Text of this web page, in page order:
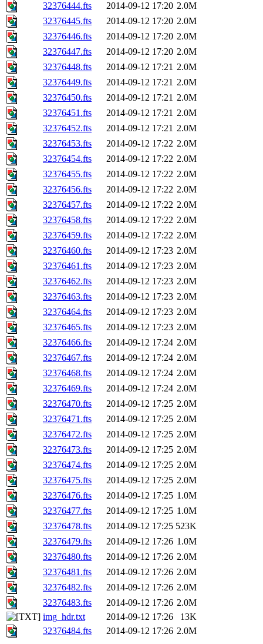
32376444.fts
2014-09-12 17:20 2.0M
32376445.fts
2014-09-12 17:20 2.0M
32376446.fts
2014-09-12 17:20 2.0M
32376447.fts
2014-09-12 17:20 2.0M
32376448.fts
2014-09-12 17:21 2.0M
32376449.fts
2014-09-12 17:21 2.0M
32376450.fts
2014-09-12 17:21 2.0M
32376451.fts
2014-09-12 17:21 2.0M
32376452.fts
2014-09-12 17:21 2.0M
32376453.fts
2014-09-12 17:22 2.0M
32376454.fts
2014-09-12 17:22 2.0M
32376455.fts
2014-09-12 17:22 2.0M
32376456.fts
2014-09-12 17:22 2.0M
32376457.fts
2014-09-12 17:22 2.0M
32376458.fts
2014-09-12 17:22 2.0M
32376459.fts
2014-09-12 17:22 2.0M
32376460.fts
2014-09-12 17:23 2.0M
32376461.fts
2014-09-12 17:23 2.0M
32376462.fts
2014-09-12 17:23 2.0M
32376463.fts
2014-09-12 17:23 2.0M
32376464.fts
2014-09-12 17:23 2.0M
32376465.fts
2014-09-12 17:23 2.0M
32376466.fts
2014-09-12 17:24 2.0M
32376467.fts
2014-09-12 17:24 2.0M
32376468.fts
2014-09-12 17:24 2.0M
32376469.fts
2014-09-12 17:24 2.0M
32376470.fts
2014-09-12 17:25 2.0M
32376471.fts
2014-09-12 17:25 2.0M
32376472.fts
2014-09-12 17:25 2.0M
32376473.fts
2014-09-12 17:25 2.0M
32376474.fts
2014-09-12 17:25 2.0M
32376475.fts
2014-09-12 17:25 2.0M
32376476.fts
2014-09-12 17:25 1.0M
32376477.fts
2014-09-12 17:25 1.0M
32376478.fts
2014-09-12 17:25 523K
32376479.fts
2014-09-12 17:26 1.0M
32376480.fts
2014-09-12 17:26 2.0M
32376481.fts
2014-09-12 17:26 2.0M
32376482.fts
2014-09-12 17:26 2.0M
32376483.fts
2014-09-12 17:26 2.0M
img_hdr.txt
2014-09-12 17:26
13K
32376484.fts
2014-09-12 17:26 2.0M